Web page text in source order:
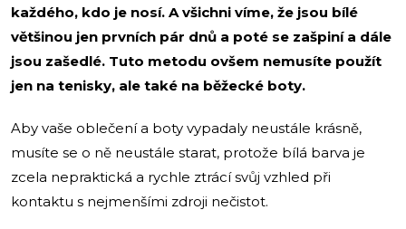
každého, kdo je nosí. A všichni víme, že jsou bílé
většinou jen prvních pár dnů a poté se zašpiní a dále
jsou zašedlé. Tuto metodu ovšem nemusíte použít
jen na tenisky, ale také na běžecké boty.
Aby vaše oblečení a boty vypadaly neustále krásně,
musíte se o ně neustále starat, protože bílá barva je
zcela nepraktická a rychle ztrácí svůj vzhled při
kontaktu s nejmenšími zdroji nečistot.